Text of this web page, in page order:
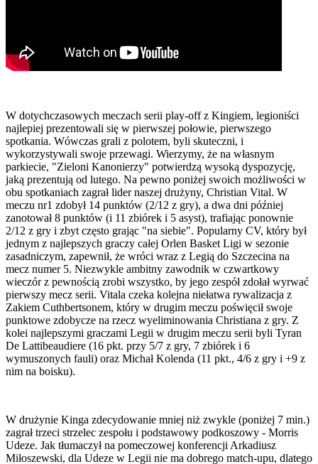
W dotychczasowych meczach serii play-off z Kingiem, legioniści
najlepiej prezentowali się w pierwszej połowie, pierwszego
spotkania. Wówczas grali z polotem, byli skuteczni, i
wykorzystywali swoje przewagi. Wierzymy, że na własnym
parkiecie, "Zieloni Kanonierzy" potwierdzą wysoką dyspozycję,
jaką prezentują od lutego. Na pewno poniżej swoich możliwości w
obu spotkaniach zagrał lider naszej drużyny, Christian Vital. W
meczu nr1 zdobył 14 punktów (2/12 z gry), a dwa dni później
zanotował 8 punktów (i 11 zbiórek i 5 asyst), trafiając ponownie
2/12 z gry i zbyt często grając "na siebie". Popularny CV, który był
jednym z najlepszych graczy całej Orlen Basket Ligi w sezonie
zasadniczym, zapewnił, że wróci wraz z Legią do Szczecina na
mecz numer 5. Niezwykle ambitny zawodnik w czwartkowy
wieczór z pewnością zrobi wszystko, by jego zespół zdołał wyrwać
pierwszy mecz serii. Vitala czeka kolejna niełatwa rywalizacja z
Zakiem Cuthbertsonem, który w drugim meczu poświęcił swoje
punktowe zdobycze na rzecz wyeliminowania Christiana z gry. Z
kolei najlepszymi graczami Legii w drugim meczu serii byli Tyran
De Lattibeaudiere (16 pkt. przy 5/7 z gry, 7 zbiórek i 6
wymuszonych fauli) oraz Michał Kolenda (11 pkt., 4/6 z gry i +9 z
nim na boisku).
W drużynie Kinga zdecydowanie mniej niż zwykle (poniżej 7 min.)
zagrał trzeci strzelec zespołu i podstawowy podkoszowy - Morris
Udeze. Jak tłumaczył na pomeczowej konferencji Arkadiusz
Miłoszewski, dla Udeze w Legii nie ma dobrego match-upu, dlatego